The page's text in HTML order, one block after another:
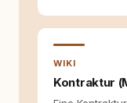
WIKI
Kontraktur